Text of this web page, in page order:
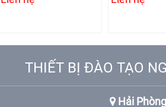
THIẾT BỊ ĐÀO TẠO
Hải Phòng